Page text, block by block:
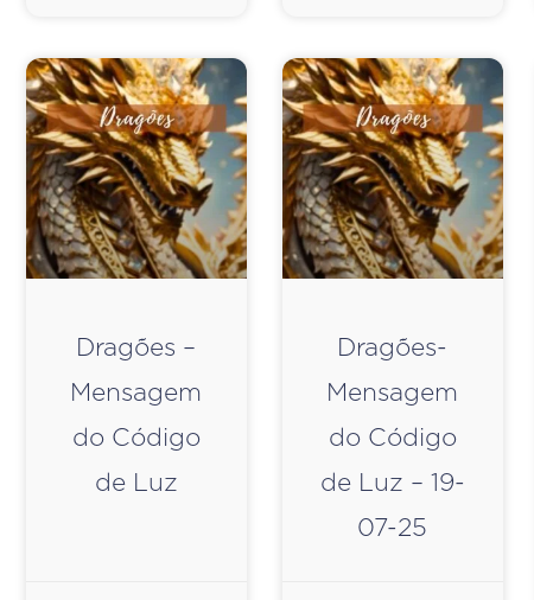
Dragões –
Mensagem
do Código
de Luz
Dragões-
Mensagem
do Código
de Luz – 19-
07-25